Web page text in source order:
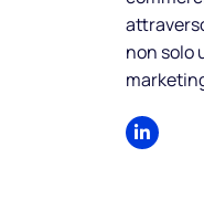
non solo